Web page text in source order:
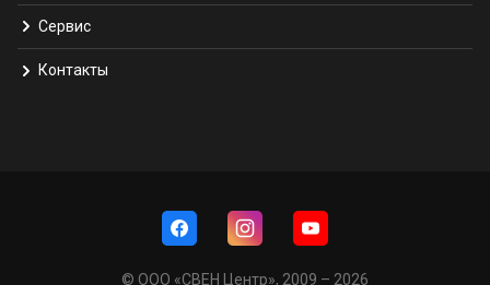
Сервис
Контакты
© ООО «СВЕН Центр», 2009 – 2026